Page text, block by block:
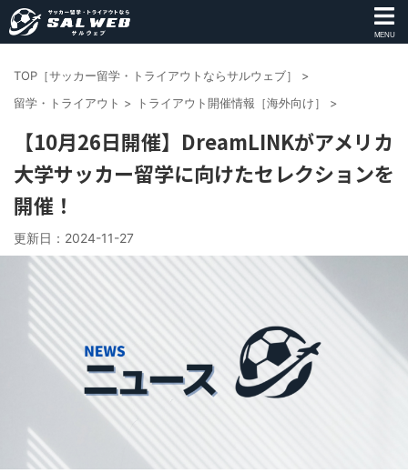
MENU
TOP［サッカー留学・トライアウトならサルウェブ］
>
留学・トライアウト > トライアウト開催情報［海外向け］ >
【10月26日開催】DreamLINKがアメリカ
大学サッカー留学に向けたセレクションを
開催！
更新日： 2024-11-27